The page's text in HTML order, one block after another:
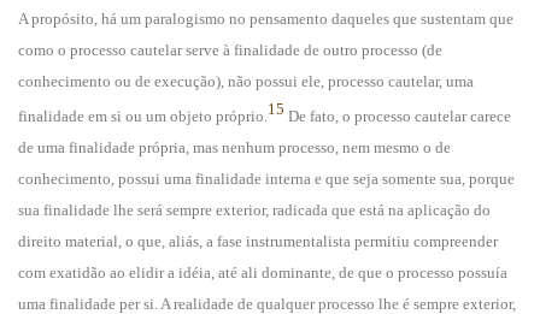
A propósito, há um paralogismo no pensamento daqueles que sustentam que
como o processo cautelar serve à finalidade de outro processo (de
conhecimento ou de execução), não possui ele, processo cautelar, uma
finalidade em si ou um objeto próprio. 15 De fato, o processo cautelar carece
de uma finalidade própria, mas nenhum processo, nem mesmo o de
conhecimento, possui uma finalidade interna e que seja somente sua, porque
sua finalidade lhe será sempre exterior, radicada que está na aplicação do
direito material, o que, aliás, a fase instrumentalista permitiu compreender
com exatidão ao elidir a idéia, até ali dominante, de que o processo possuía
uma finalidade per si. A realidade de qualquer processo lhe é sempre exterior,